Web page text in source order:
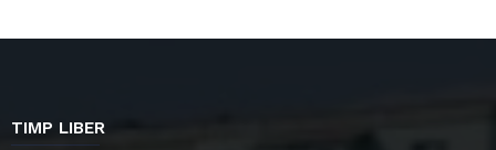
TIMP LIBER